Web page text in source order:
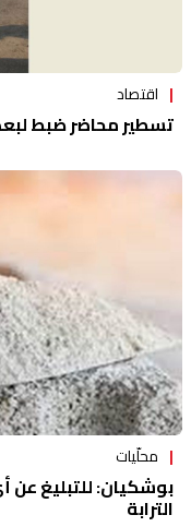
اقتصاد
تسطير محاضر ضبط
محلّيات
بوشكيان: للتبليغ
الترابة